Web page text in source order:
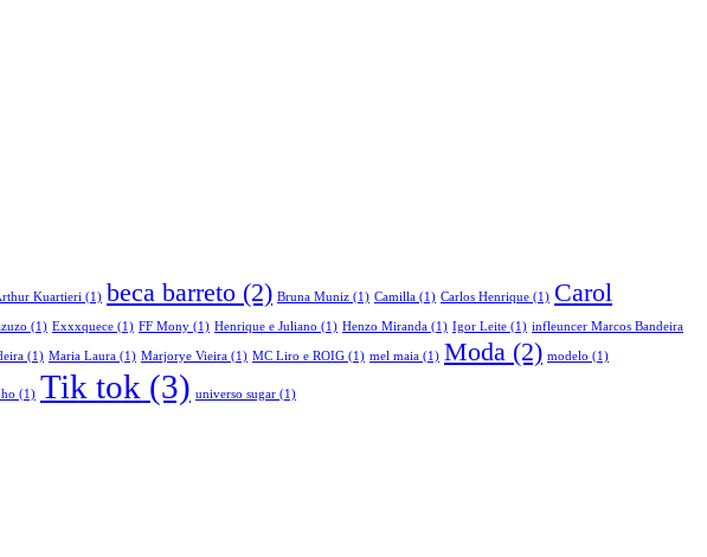
Kuartieri (1) beca barreto (2) Bruna Muniz (1) Camilla (1) Carlos Henrique (1) Carol
(1) Exxxquece (1) FF Mony (1) Henrique e Juliano (1) Henzo Miranda (1) Igor Leite (1) infleuncer Marcos Bandeira
(1) Maria Laura (1) Marjorye Vieira (1) MC Liro e ROIG (1) mel maia (1) Moda (2) modelo (1)
(1) Tik tok (3) universo sugar (1)